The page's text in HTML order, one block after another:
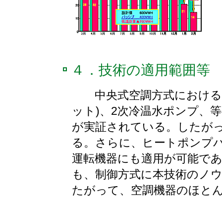
４．技術の適用範囲等
中央式空調方式における
ット)、2次冷温水ポンプ、
が実証されている。したが
る。さらに、ヒートポンプ
運転機器にも適用が可能で
も、制御方式に本技術のノ
たがって、空調機器のほと